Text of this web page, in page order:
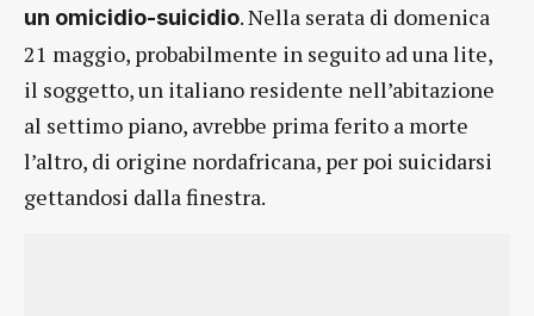
un omicidio-suicidio. Nella serata di domenica
21 maggio, probabilmente in seguito ad una lite,
il soggetto, un italiano residente nell’abitazione
al settimo piano, avrebbe prima ferito a morte
l’altro, di origine nordafricana, per poi suicidarsi
gettandosi dalla finestra.